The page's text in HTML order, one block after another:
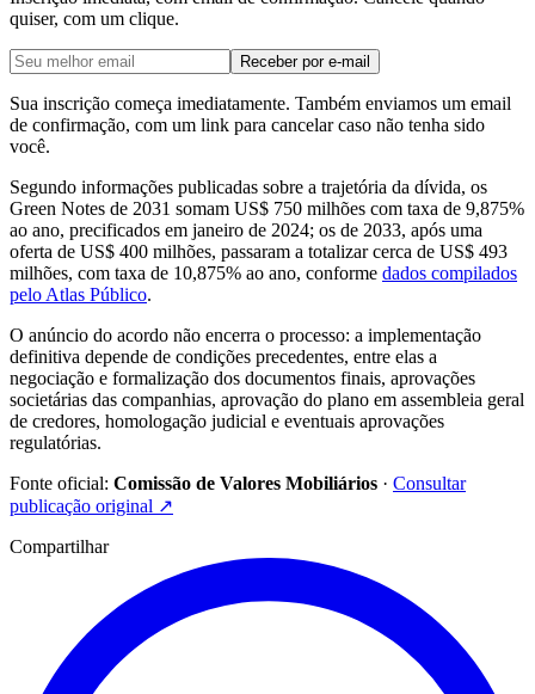
quiser, com um clique.
Receber por e-mail
Sua inscrição começa imediatamente. Também enviamos um email
de confirmação, com um link para cancelar caso não tenha sido
você.
Segundo informações publicadas sobre a trajetória da dívida, os
Green Notes de 2031 somam US$ 750 milhões com taxa de 9,875%
ao ano, precificados em janeiro de 2024; os de 2033, após uma
oferta de US$ 400 milhões, passaram a totalizar cerca de US$ 493
milhões, com taxa de 10,875% ao ano, conforme dados compilados
pelo Atlas Público.
O anúncio do acordo não encerra o processo: a implementação
definitiva depende de condições precedentes, entre elas a
negociação e formalização dos documentos finais, aprovações
societárias das companhias, aprovação do plano em assembleia geral
de credores, homologação judicial e eventuais aprovações
regulatórias.
Fonte oficial: Comissão de Valores Mobiliários · Consultar
publicação original ↗
Compartilhar